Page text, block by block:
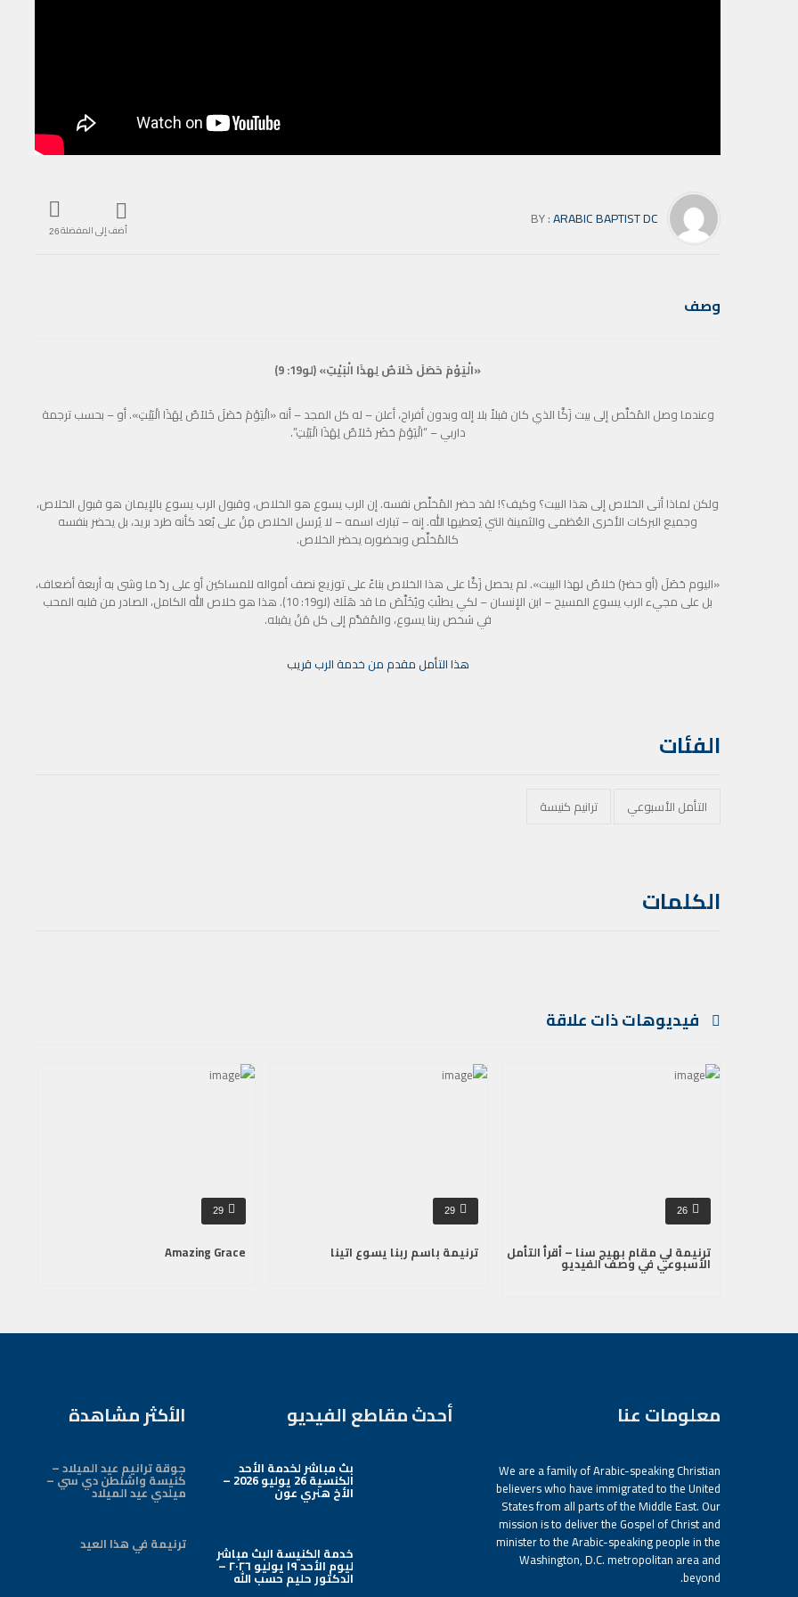
أضف إلى المفضلة26
BY :ARABIC BAPTIST DC
وصف
«الْيَوْمَ حَصَلَ خَلاَصٌ لِهذَا الْبَيْتِ» (لو19: 9)
وعندما وصل المُخلِّص إلى بيت زَكَّا الذي كان قبلاً بلا إله وبدون أفراح، أعلن – له كل المجد – أنه «الْيَوْمَ حَصَلَ خَلاَصٌ لِهَذَا الْبَيْتِ». أو – بحسب ترجمة
داربي – “الْيَوْمَ حَضَر خَلاَصٌ لِهَذَا الْبَيْتِ”.
ولكن لماذا أتى الخلاص إلى هذا البيت؟ وكيف؟! لقد حضر المُخلِّص نفسه. إن الرب يسوع هو الخلاص، وقبول الرب يسوع بالإيمان هو قبول الخلاص،
وجميع البركات الأخرى العُظمى والثمينة التي يُعطيها الله. إنه – تبارك اسمه – لا يُرسل الخلاص مِنْ على بُعد كأنه طرد بريد، بل يحضر بنفسه
كالمُخلِّص وبحضوره يحضر الخلاص.
«اليوم حَصَلَ (أو حضرَ) خلاصٌ لهذا البيت». لم يحصل زَكَّا على هذا الخلاص بناءً على توزيع نصف أمواله للمساكين أو على ردّ ما وشى به أربعة أضعاف،
بل على مجيء الرب يسوع المسيح – ابن الإنسان – لكي يطلُبَ ويُخَلِّصَ ما قد هَلَكَ (لو19: 10). هذا هو خلاص الله الكامل، الصادر من قلبه المحب
في شخص ربنا يسوع، والمُقدَّم إلى كل مَنْ يقبله.
هذا التأمل مقدم من خدمة الرب قريب
الفئات
التأمل الأسبوعي ترانيم كنيسة
الكلمات
فيديوهات ذات علاقة
26
ترنيمة لي مقام بهيج سنا – أقرأ التأمل
الأسبوعي في وصف الفيديو
29
ترنيمة باسم ربنا يسوع اتينا
29
Amazing Grace
معلومات عنا
We are a family of Arabic-speaking Christian
believers who have immigrated to the United
States from all parts of the Middle East. Our
mission is to deliver the Gospel of Christ and
minister to the Arabic-speaking people in the
Washington, D.C. metropolitan area and
beyond.
أحدث مقاطع الفيديو
بث مباشر لخدمة الأحد
الكنسية 26 يوليو 2026 –
الأخ هنري عون
خدمة الكنيسة البث مباشر
ليوم الأحد ١٩ يوليو ٢٠٢٦ –
الدكتور حليم حسب الله
الأكثر مشاهدة
جوقة ترانيم عيد الميلاد –
كنيسة واشنطن دي سي –
ميلدي عيد الميلاد
ترنيمة في هذا العيد